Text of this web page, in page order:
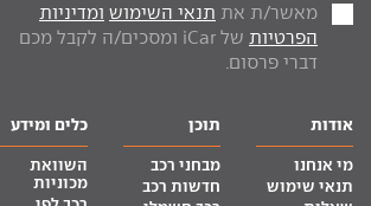
מאשר/ת את תנאי השימוש ומדיניות
הפרטיות
של iCar ומסכים/ה לקבל מכם
דברי פרסום.
אודות
מי אנחנו
תנאי שימוש
תוכן
מבחני רכב
חדשות רכב
כלים ומידע
השוואת
מכוניות